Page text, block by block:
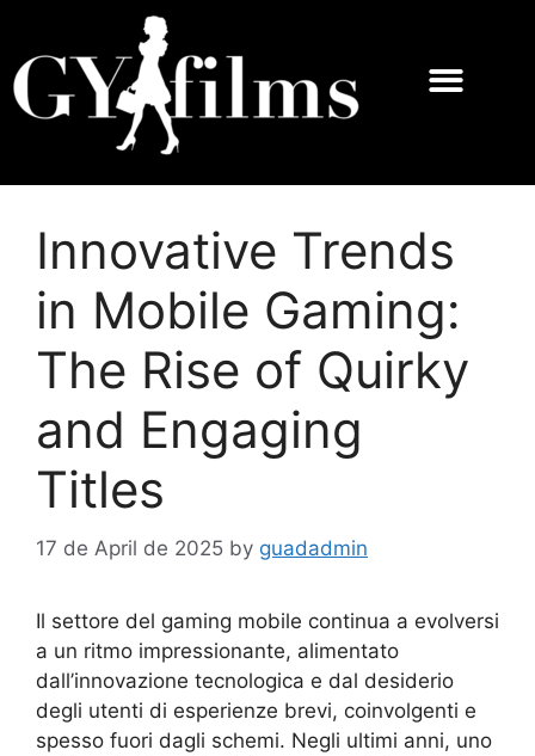
Innovative Trends
in Mobile Gaming:
The Rise of Quirky
and Engaging
Titles
17 de April de 2025 by guadadmin
Il settore del gaming mobile continua a evolversi
a un ritmo impressionante, alimentato
dall’innovazione tecnologica e dal desiderio
degli utenti di esperienze brevi, coinvolgenti e
spesso fuori dagli schemi. Negli ultimi anni, uno